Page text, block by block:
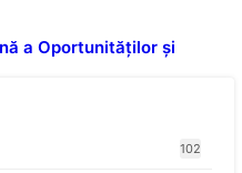
a Oportunităților și
102